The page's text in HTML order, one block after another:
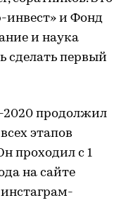
инвест» и Фонд
и наука
первый
2020 продолжил
этапов
проходил с 1
на сайте